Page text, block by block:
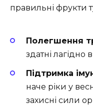
правильні фрукти
Полегшення
здатні лагідно
Підтримка
наче ріки у
захисні сили